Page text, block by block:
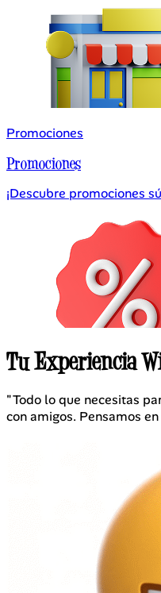
Promociones
Promociones
¡Descubre promociones
Tu Experiencia
"Todo lo que necesitas
con amigos. Pensamos